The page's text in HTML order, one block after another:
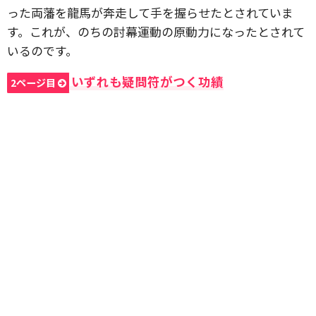
った両藩を龍馬が奔走して手を握らせたとされていま
す。これが、のちの討幕運動の原動力になったとされて
いるのです。
2ページ目 いずれも疑問符がつく功績